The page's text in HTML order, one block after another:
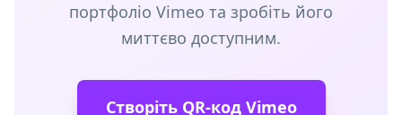
портфоліо Vimeo та зробіть його
миттєво доступним.
Створіть QR-код Vimeo